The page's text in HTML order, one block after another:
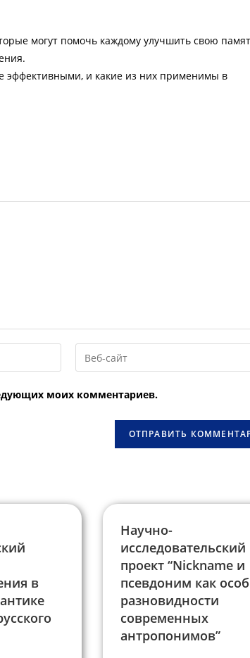
могут помочь каждому улучшить свою
эффективными, и какие из них применимы в
Введите
URL
(необязательно)
моих комментариев.
в
Научно-
исследовательский
проект “Nickname и
псевдоним как
разновидности
современных
антропонимов”